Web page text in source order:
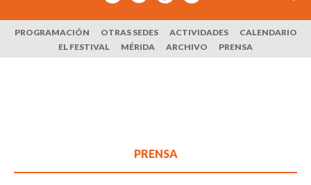
PROGRAMACIÓN OTRAS SEDES ACTIVIDADES
CALENDARIO
EL FESTIVAL
MÉRIDA ARCHIVO PRENSA
PRENSA